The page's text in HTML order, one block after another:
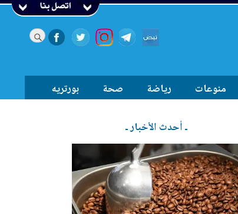
اتصل بنا
منوعات رياضة صحة بورتريه
ـ أحدث الأخبار ـ